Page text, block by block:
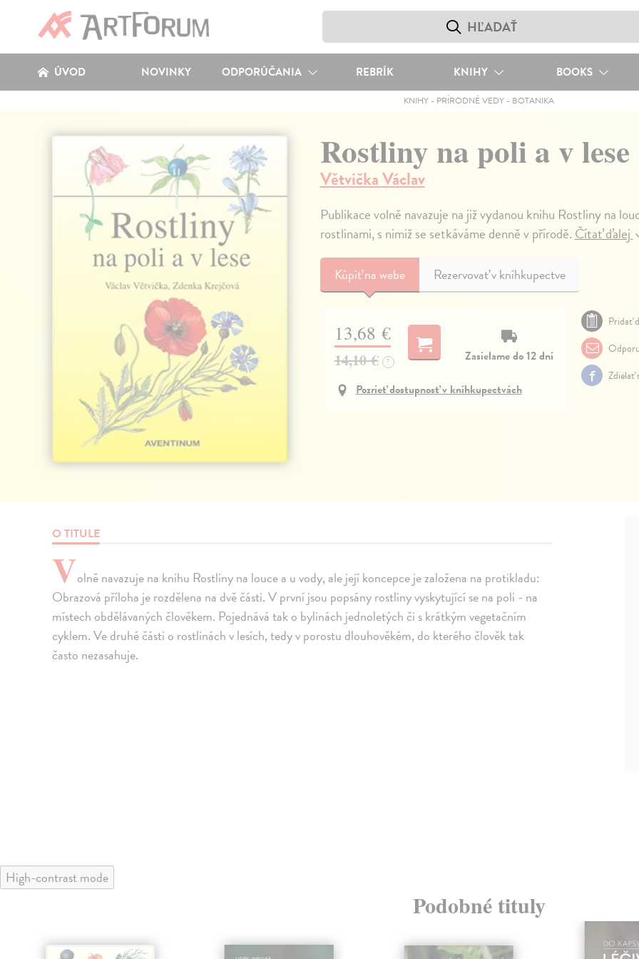
ÚVOD NOVINKY ODPORÚČANIA REBRÍK KNIHY BOOKS
KNIHY - PRÍRODNÉ VEDY - BOTANIKA
Rostliny na poli a v lese
Větvička Václav
Publikace volně navazuje na již vydanou knihu Rostliny na
rostlinami, s nimiž se setkáváme denně v přírodě.Čítať ďalej
Kúpiťna webe Rezervovať v kníhkupectve
13,68 €
14,10 € ?
Zasielame do 12 dní
Pozrieť dostupnosť v kníhkupectvách
Pridať
Zdielať
O TITULE
Volně navazuje na knihu Rostliny na louce a u vody, ale její koncepce je založena na protikladu:
Obrazová příloha je rozdělena na dvě části. V první jsou popsány rostliny vyskytující se na poli - na
místech obdělávaných člověkem. Pojednává tak o bylinách jednoletých či s krátkým vegetačním
cyklem. Ve druhé části o rostlinách v lesích, tedy v porostu dlouhověkém, do kterého člověk tak
často nezasahuje.
High-contrast mode
Podobné tituly